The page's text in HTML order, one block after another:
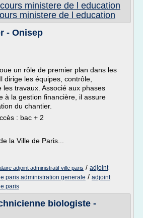
ministere de l education
ministere de l education
- Onisep
un rôle de premier plan dans les
dirige les équipes, contrôle,
les travaux. Associé aux phases
à la gestion financière, il assure
du chantier.
: bac + 2
la Ville de Paris...
adjoint administratif ville paris / adjoint
paris administration generale / adjoint
paris
biologiste -